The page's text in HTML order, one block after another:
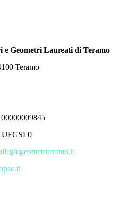
e Geometri Laureati di Teramo
Teramo
UFGSL0